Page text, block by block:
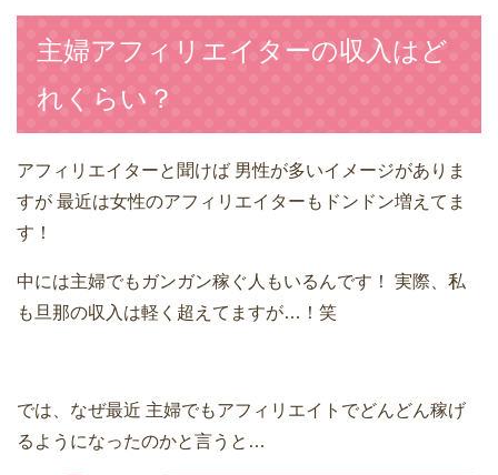
主婦アフィリエイターの収入はど
れくらい？
アフィリエイターと聞けば 男性が多いイメージがありま
すが 最近は女性のアフィリエイターもドンドン増えてま
す！
中には主婦でもガンガン稼ぐ人もいるんです！
実際、私
も旦那の収入は軽く超えてますが…！笑
では、なぜ最近 主婦でもアフィリエイトでどんどん稼げ
るようになったのかと言うと…